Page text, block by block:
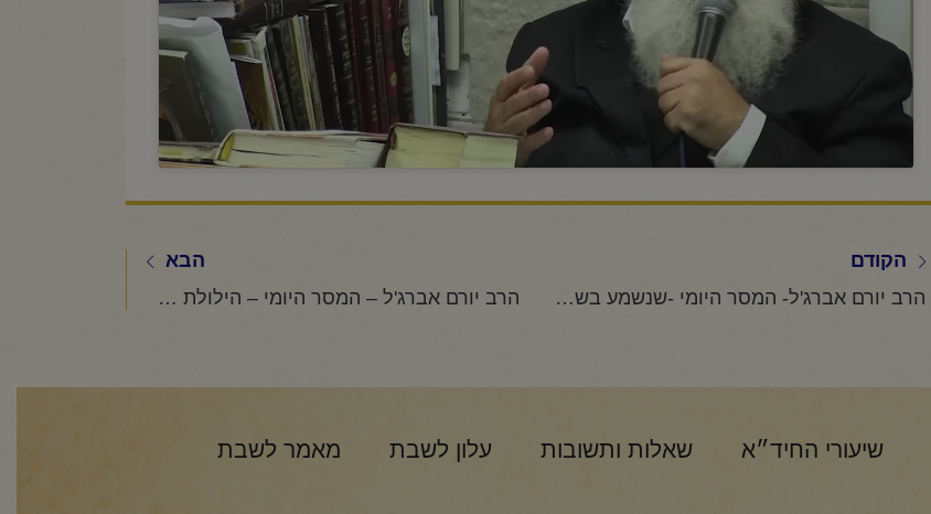
הקודם
הרב יורם אברג'ל- המסר היומי -שנשמע בשורות טובות- א' שבט תשפ"ו
הבא
הרב יורם אברג'ל – המסר היומי – הילולת הבבא סאלי- ג' שבט תשפ"ו
שיעורי החיד״א שאלות ותשובות עלון לשבת מאמר לשבת